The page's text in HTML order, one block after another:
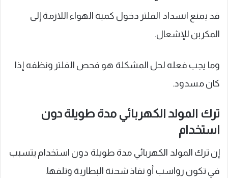
قد يمنع انسداد الفلتر دخول كمية الهواء اللازمة إلى
المكربن للإشعال.
وما يجب فعله لحل المشكلة هو فحص الفلتر ونظفه إذا
كان مسدود.
ترك المولد الكهربائي مدة طويلة دون
استخدام
إن ترك المولد الكهربائي مدة طويلة دون استخدام يتسبب
في تكون رواسب أو نفاذ شحنة البطارية وتلفها.